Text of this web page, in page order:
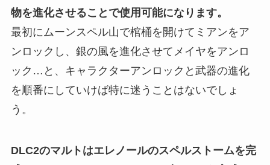
物を進化させることで使用可能になります。
最初にムーンスペル山で棺桶を開けてミアンをア
ンロックし、銀の風を進化させてメイヤをアンロ
ック…と、キャラクターアンロックと武器の進化
を順番にしていけば特に迷うことはないでしょ
う。
DLC2のマルトはエレノールのスペルストームを完